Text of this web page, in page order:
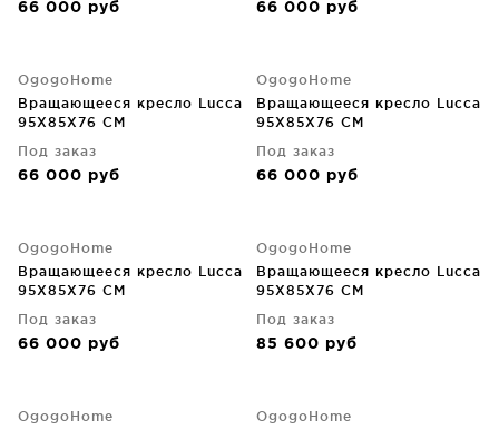
66 000 руб 66 000 руб
OgogoHome
Вращающееся кресло Lucca
95X85X76 CM
Под заказ
66 000 руб
OgogoHome
Вращающееся кресло Lucca
95X85X76 CM
Под заказ
66 000 руб
OgogoHome
Вращающееся кресло Lucca
95X85X76 CM
Под заказ
66 000 руб
OgogoHome
Вращающееся кресло Lucca
95X85X76 CM
Под заказ
85 600 руб
OgogoHome
OgogoHome